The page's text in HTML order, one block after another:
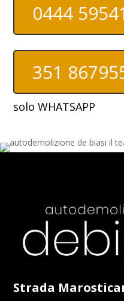
0444
351
solo WHATSAPP
Strada